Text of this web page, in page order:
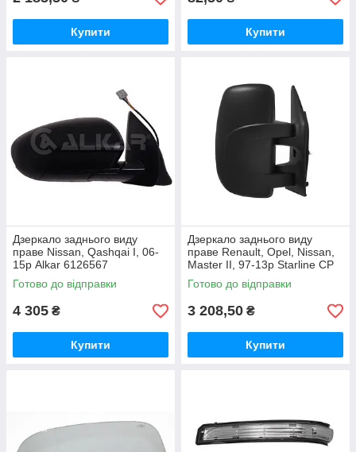
Купити Купити
Дзеркало заднього виду
праве Nissan, Qashqai I, 06-
15р Alkar 6126567
Готово до відправки
4 305 ₴
Купити
Дзеркало заднього виду
праве Renault, Opel, Nissan,
Master II, 97-13р Starline CP
NS-INT-02-3504R
Готово до відправки
3 208,50 ₴
Купити